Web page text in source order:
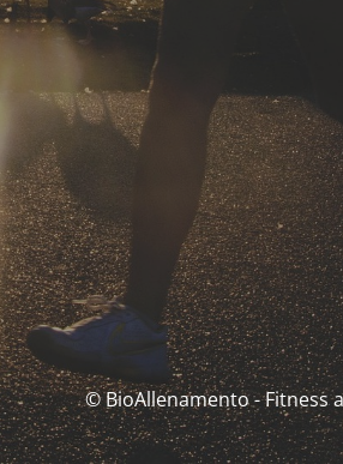
© BioAllenamento - Fitness